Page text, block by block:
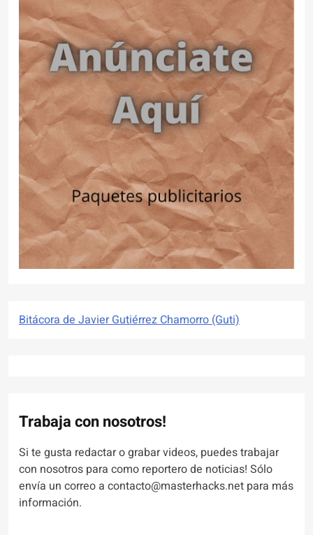
Bitácora de Javier Gutiérrez Chamorro (Guti)
Trabaja con nosotros!
Si te gusta redactar o grabar videos, puedes trabajar
con nosotros para como reportero de noticias! Sólo
envía un correo a contacto@masterhacks.net para más
información.